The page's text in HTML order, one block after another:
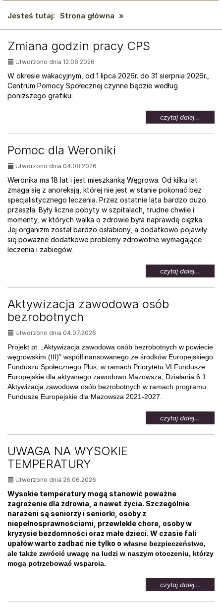
Jesteś tutaj: Strona główna »
AKTUALNOŚCI:
Zmiana godzin pracy CPS
Utworzono dnia 12.06.2026
W okresie wakacyjnym, od 1 lipca 2026r. do 31 sierpnia 2026r.,
Centrum Pomocy Społecznej czynne będzie według
poniższego grafiku:
czytaj dalej...
temat:
Zmiana
Pomoc dla Weroniki
Utworzono dnia 04.08.2026
Weronika ma 18 lat i jest mieszkanką Węgrowa. Od kilku lat
zmaga się z anoreksją, której nie jest w stanie pokonać bez
specjalistycznego leczenia. Przez ostatnie lata bardzo dużo
przeszła. Były liczne pobyty w szpitalach, trudne chwile i
momenty, w których walka o zdrowie była naprawdę ciężka.
Jej organizm został bardzo osłabiony, a dodatkowo pojawiły
się poważne dodatkowe problemy zdrowotne wymagające
leczenia i zabiegów.
czytaj dalej...
temat:
Pomoc
Aktywizacja zawodowa osób
bezrobotnych
Utworzono dnia 04.07.2026
Projekt pt. „Aktywizacja zawodowa osób bezrobotnych w powiecie
węgrowskim (III)” współfinansowanego ze środków Europejskiego
Funduszu Społecznego Plus, w ramach Priorytetu VI Fundusze
Europejskie dla aktywnego zawodowo Mazowsza, Działania 6.1
Aktywizacja zawodowa osób bezrobotnych w ramach programu
Fundusze Europejskie dla Mazowsza 2021-2027.
czytaj dalej...
temat:
UWAGA NA WYSOKIE
TEMPERATURY
Utworzono dnia 26.06.2026
Wysokie temperatury mogą stanowić poważne
zagrożenie dla zdrowia, a nawet życia. Szczególnie
narażeni są seniorzy i seniorki, osoby z
niepełnosprawnościami, przewlekle chore, osoby w
kryzysie bezdomności oraz małe dzieci. W czasie fali
upałów warto zadbać nie tylko o własne bezpieczeństwo,
ale także zwrócić uwagę na ludzi w naszym otoczeniu, którzy
mogą potrzebować wsparcia.
czytaj dalej...
temat: